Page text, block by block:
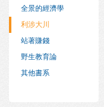
全景的經濟學
利涉大川
站著賺錢
野生教育論
其他書系